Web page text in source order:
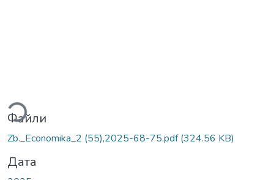
Вантажиться...
Файли
Zb._Economika_2 (55),2025-68-75.pdf(324.56 KB)
Дата